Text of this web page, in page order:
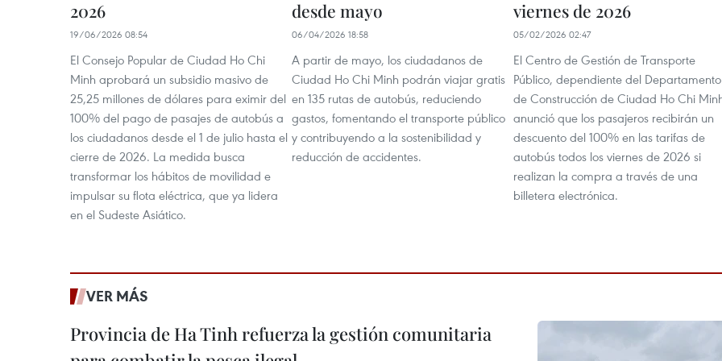
2026
19/06/2026 08:54
El Consejo Popular de Ciudad Ho Chi
Minh aprobará un subsidio masivo de
25,25 millones de dólares para eximir del
100% del pago de pasajes de autobús a
los ciudadanos desde el 1 de julio hasta el
cierre de 2026. La medida busca
transformar los hábitos de movilidad e
impulsar su flota eléctrica, que ya lidera
en el Sudeste Asiático.
desde mayo
06/04/2026 18:58
A partir de mayo, los ciudadanos de
Ciudad Ho Chi Minh podrán viajar gratis
en 135 rutas de autobús, reduciendo
gastos, fomentando el transporte público
y contribuyendo a la sostenibilidad y
reducción de accidentes.
viernes de 2026
05/02/2026 02:47
El Centro de Gestión de Transporte
Público, dependiente del Departamento
de Construcción de Ciudad Ho Chi
anunció que los pasajeros recibirán un
descuento del 100% en las tarifas de
autobús todos los viernes de 2026 si
realizan la compra a través de una
billetera electrónica.
VER MÁS
Provincia de Ha Tinh refuerza la gestión comunitaria